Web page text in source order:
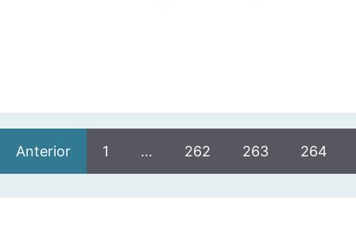
Anterior 1 … 262 263 264